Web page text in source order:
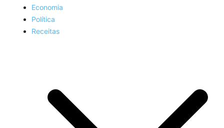
Economia
Política
Receitas